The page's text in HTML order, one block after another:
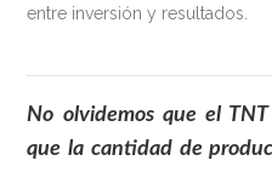
entre inversión y resultados.
No olvidemos que el
que la cantidad de